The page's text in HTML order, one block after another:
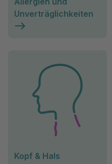
Unverträglichkeiten
Kopf & Hals